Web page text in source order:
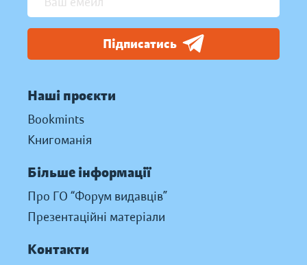
Підписатись
Наші проєкти
Bookmints
Книгоманія
Більше інформації
Про ГО “Форум видавців”
Презентаційні матеріали
Контакти